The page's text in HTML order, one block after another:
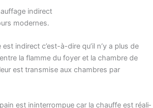
indirect
modernes.
indi­rect c’est-à-dire qu’il n’y a plus de
la flamme du foyer et la chambre de
est trans­mise aux chambres par
est inin­ter­rom­pue car la chauffe est réa­li­